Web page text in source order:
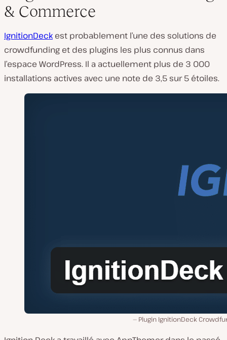
& Commerce
IgnitionDeck est probablement l’une des solutions de
crowdfunding et des plugins les plus connus dans
l’espace WordPress. Il a actuellement plus de 3 000
installations actives avec une note de 3,5 sur 5 étoiles.
Plugin IgnitionDeck